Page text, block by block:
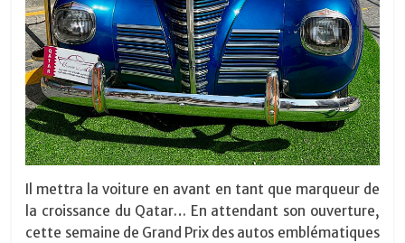
Il mettra la voiture en avant en tant que marqueur de
la croissance du Qatar… En attendant son ouverture,
cette semaine de Grand Prix des autos emblématiques